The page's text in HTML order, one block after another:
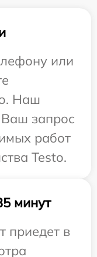
или
Наш
Ваш запрос
работ
Testo.
минут
приедет в